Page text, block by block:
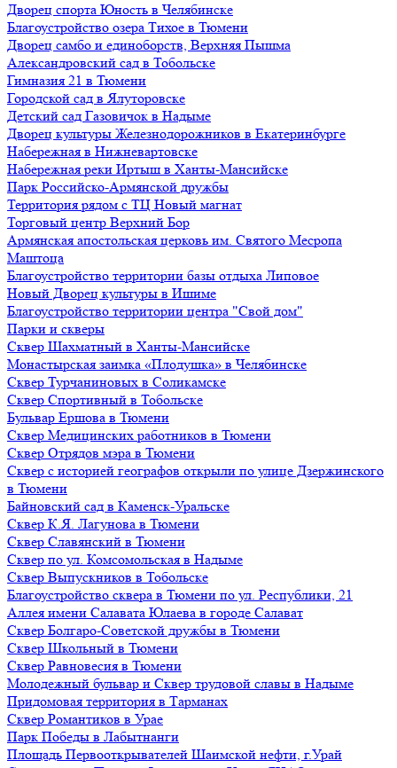
Дворец спорта Юность в Челябинске
Благоустройство озера Тихое в Тюмени
Дворец самбо и единоборств, Верхняя Пышма
Александровский сад в Тобольске
Гимназия 21 в Тюмени
Городской сад в Ялуторовске
Детский сад Газовичок в Надыме
Дворец культуры Железнодорожников в Екатеринбурге
Набережная в Нижневартовске
Набережная реки Иртыш в Ханты-Мансийске
Парк Российско-Армянской дружбы
Территория рядом с ТЦ Новый магнат
Торговый центр Верхний Бор
Армянская апостольская церковь им. Святого Месропа
Маштоца
Благоустройство территории базы отдыха Липовое
Нoвый Двoрeц культуры в Ишимe
Благоустройство территории центра "Свой дом"
Парки и скверы
Сквер Шахматный в Ханты-Мансийске
Монастырская заимка «Плодушка» в Челябинске
Сквер Турчаниновых в Соликамске
Сквер Спортивный в Тобольске
Бульвар Ершова в Тюмени
Сквер Медицинских работников в Тюмени
Сквер Отрядов мэра в Тюмени
Сквер с историей географов открыли по улице Дзержинского
в Тюмени
Байновский сад в Каменск-Уральске
Сквер К.Я. Лагунова в Тюмени
Сквер Славянский в Тюмени
Сквер по ул. Комсомольская в Надыме
Сквер Выпускников в Тобольске
Благоустройство сквера в Тюмени по ул. Республики, 21
Аллея имени Салавата Юлаева в городе Салават
Сквер Болгаро-Советской дружбы в Тюмени
Сквер Школьный в Тюмени
Сквер Равновесия в Тюмени
Молодежный бульвар и Сквер трудовой славы в Надыме
Придомовая территория в Тарманах
Сквер Романтиков в Урае
Парк Победы в Лабытнанги
Площадь Первооткрывателей Шаимской нефти, г.Урай